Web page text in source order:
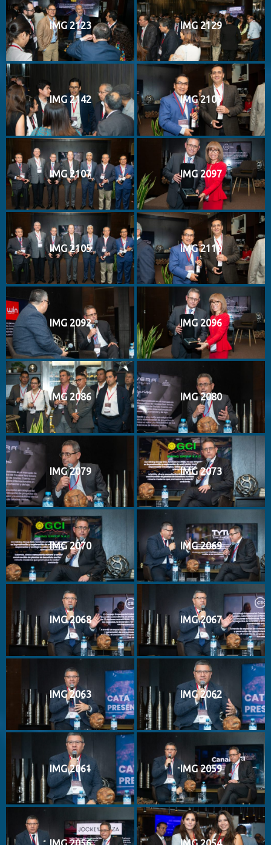
IMG 2123 IMG 2129
IMG 2142 IMG 2109
IMG 2107 IMG 2097
IMG 2105 IMG 2110
IMG 2092 IMG 2096
IMG 2086 IMG 2080
IMG 2079 IMG 2073
IMG 2070 IMG 2069
IMG 2068 IMG 2067
IMG 2063 IMG 2062
IMG 2061 IMG 2059